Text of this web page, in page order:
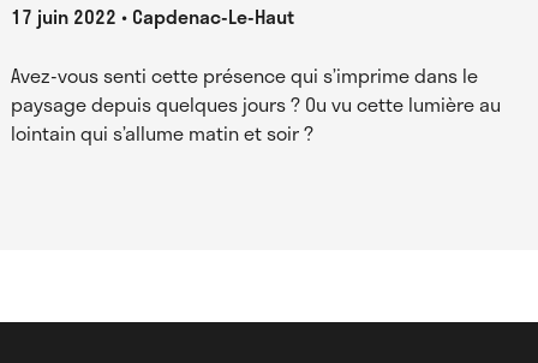
17 juin 2022 Capdenac-Le-Haut
Avez-vous senti cette présence qui s’imprime dans le
paysage depuis quelques jours ? Ou vu cette lumière au
lointain qui s’allume matin et soir ?